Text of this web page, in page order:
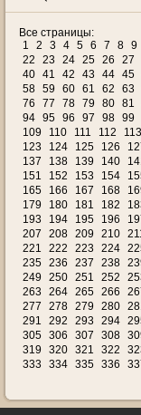
Все страницы:
1
2 3 4 5 6 7 8 9
22
23 24 25 26 27
40 41 42 43 44 45
58 59 60 61 62 63
76
77 78 79 80 81
94 95 96 97 98 99
109
110 111 112 113
123
124 125 126
137
138 139 140
151
152 153 154
165
166 167 168
179
180 181 182
193
194 195 196
207
208 209 210
221
222 223 224
235 236 237 238
249
250 251 252
263
264 265 266
277
278 279 280
291
292 293 294
305 306 307 308
319
320 321 322
333
334 335 336